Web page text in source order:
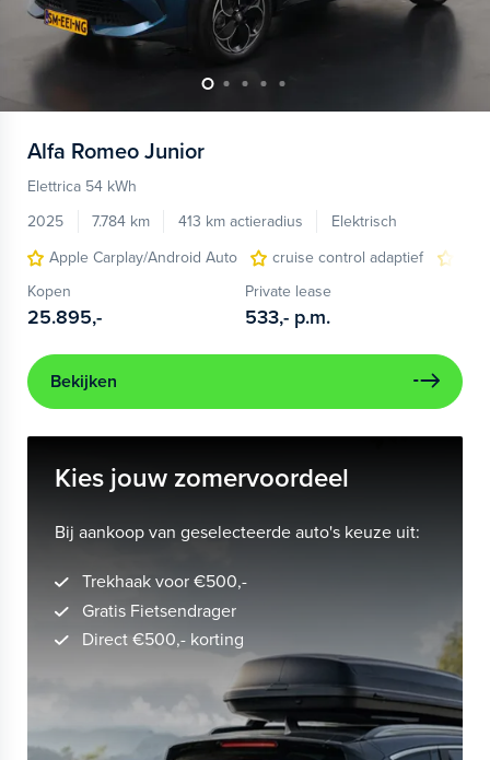
Alfa Romeo Junior
Elettrica 54 kWh
2025
7.784 km 413 km actieradius
Elektrisch
Apple Carplay/Android Auto
cruise control adaptief
Kopen
25.895,-
Private lease
533,- p.m.
Bekijken
Kies jouw zomervoordeel
Bij aankoop van geselecteerde auto's keuze uit:
Trekhaak voor €500,-
Gratis Fietsendrager
Direct €500,- korting